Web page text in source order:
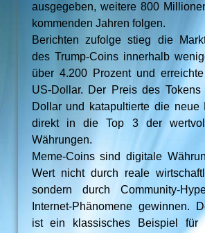
ausgegeben, weitere 800
kommenden Jahren folgen.
Berichten zufolge stieg die
des Trump-Coins innerhalb
über 4.200 Prozent und
US-Dollar. Der Preis des
Dollar und katapultierte die neue
direkt in die Top 3 der
Währungen.
Meme-Coins sind digitale
Wert nicht durch reale
sondern durch Community-
Internet-Phänomene gewinnen.
ist ein klassisches Beispiel für